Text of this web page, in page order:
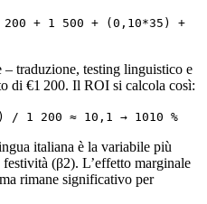
+ 1 500 + (0,10*35) +
traduzione, testing linguistico e
di €1 200. Il ROI si calcola così:
/ 1 200 ≈ 10,1 → 1010 %
italiana è la variabile più
(β2). L’effetto marginale
rimane significativo per